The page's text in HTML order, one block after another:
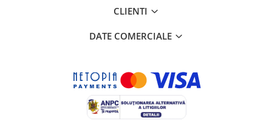
CLIENTI
DATE COMERCIALE